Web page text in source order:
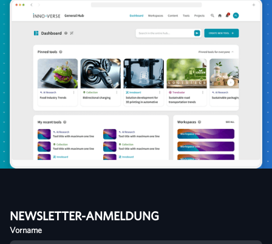
NEWSLETTER-ANMELDUNG
Vorname